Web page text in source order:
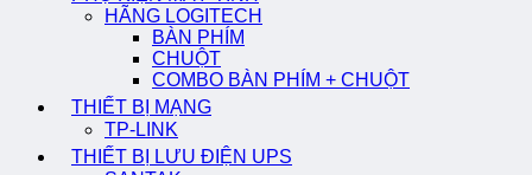
HÃNG LOGITECH
BÀN PHÍM
CHUỘT
COMBO BÀN PHÍM + CHUỘT
THIẾT BỊ MẠNG
TP-LINK
THIẾT BỊ LƯU ĐIỆN UPS